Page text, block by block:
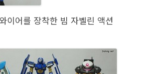
이어를 장착한 빔 자벨린 액션